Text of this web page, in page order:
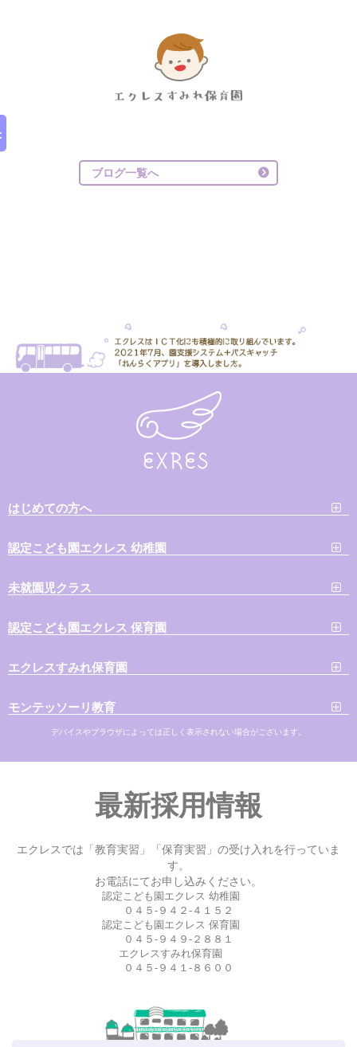
ブログ一覧へ
はじめての方へ
認定こども園エクレス 幼稚園
未就園児クラス
認定こども園エクレス 保育園
エクレスすみれ保育園
モンテッソーリ教育
デバイスやブラウザによっては正しく表示されない場合がございます。
最新採用情報
エクレスでは「教育実習」「保育実習」の受け入れを行っていま
す。
お電話にてお申し込みください。
認定こども園エクレス 幼稚園
０４５-９４２-４１５２
認定こども園エクレス 保育園
０４５-９４９-２８８１
エクレスすみれ保育園
０４５-９４１-８６００